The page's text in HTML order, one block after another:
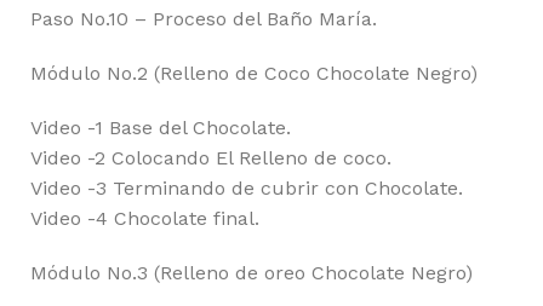
Paso No.10 – Proceso del Baño María.
Módulo No.2 (Relleno de Coco Chocolate Negro)
Video -1 Base del Chocolate.
Video -2 Colocando El Relleno de coco.
Video -3 Terminando de cubrir con Chocolate.
Video -4 Chocolate final.
Módulo No.3 (Relleno de oreo Chocolate Negro)